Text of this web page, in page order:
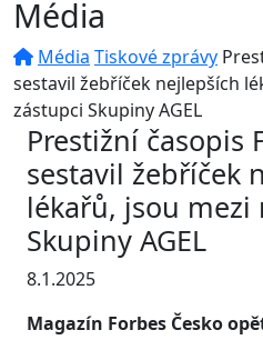
Média
Média Tiskové zprávy
sestavil žebříček nejlepších
zástupci Skupiny AGEL
Prestižní časopis
sestavil žebříček
lékařů, jsou
Skupiny AGEL
8.1.2025
Magazín Forbes Česko